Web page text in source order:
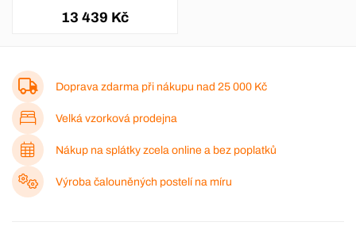
prostorem - výběr barev
13 439 Kč
Doprava zdarma při nákupu nad 25 000 Kč
Velká vzorková prodejna
Nákup na splátky zcela online a bez poplatků
Výroba čalouněných postelí na míru